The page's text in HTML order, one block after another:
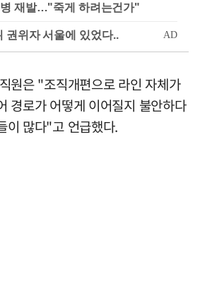
재발…"죽게 하려는건가"
원은 "조직개편으로 라인 자체가
경로가 어떻게 이어질지 불안하다
이 많다"고 언급했다.